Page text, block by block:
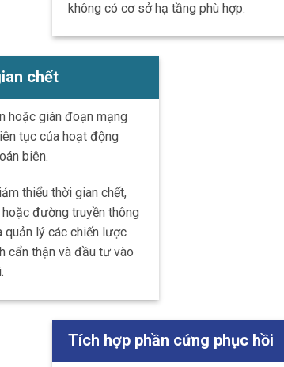
không có cơ sở hạ tầng phù hợp.
chết
hoặc gián đoạn mạng
tục của hoạt động
biên.
thiểu thời gian chết,
đường truyền thông
quản lý các chiến lược
cẩn thận và đầu tư vào
Tích hợp phần cứng phục hồi